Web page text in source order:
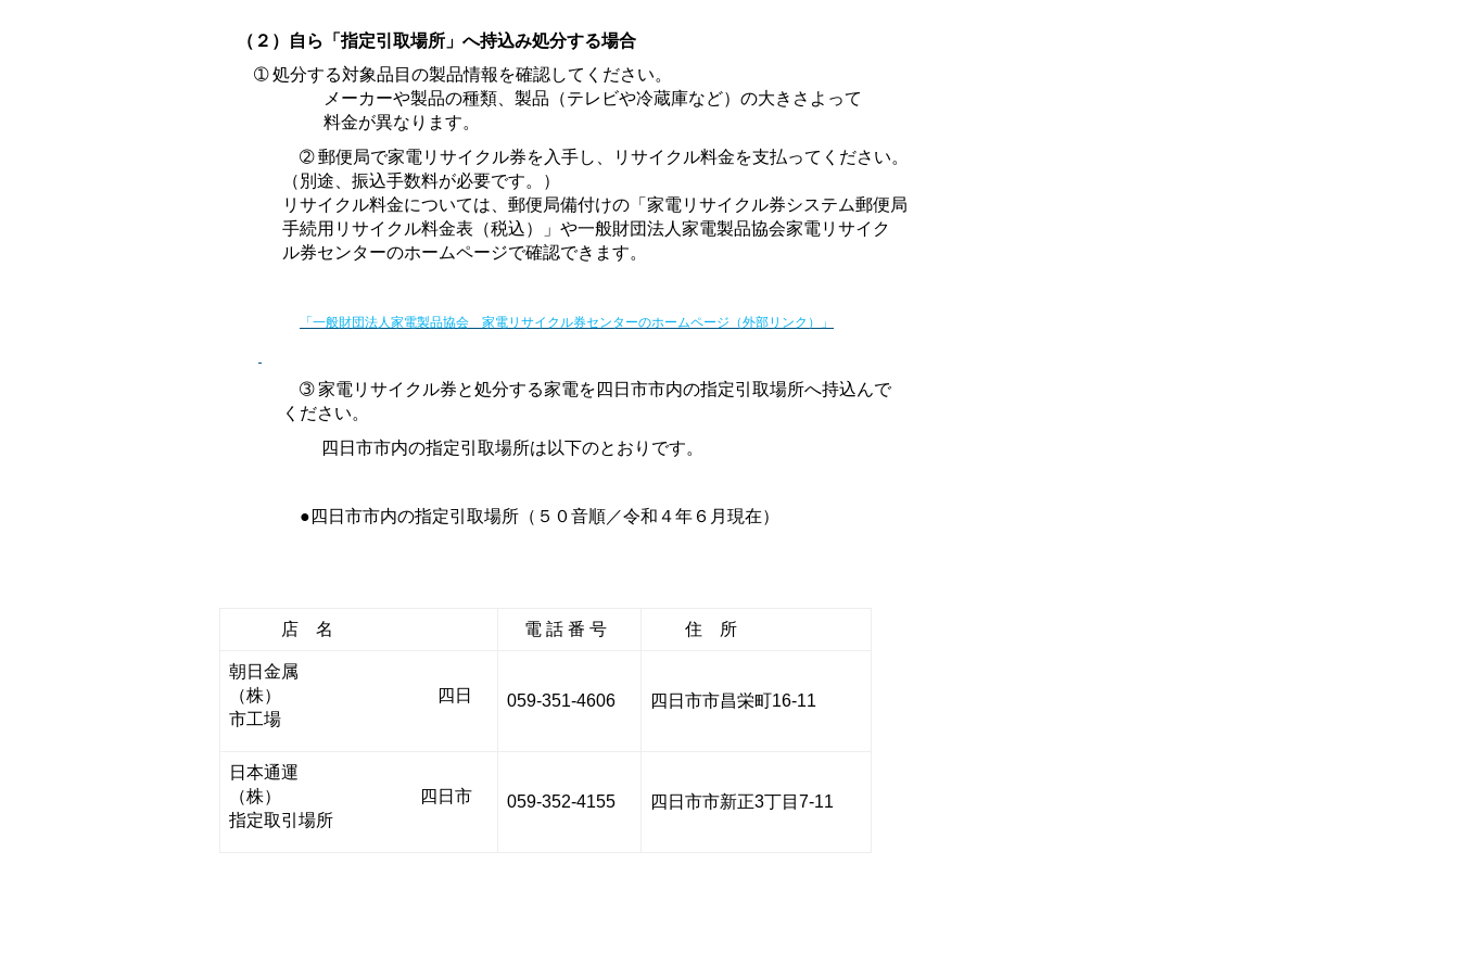
（２）自ら「指定引取場所」へ持込み処分する場合
➀ 処分する対象品目の製品情報を確認してください。
メーカーや製品の種類、製品（テレビや冷蔵庫など）の大きさよって
料金が異なります。
➁郵便局で家電リサイクル券を入手し、リサイクル料金を支払ってください。
（別途、振込手数料が必要です。）
リサイクル料金については、郵便局備付けの「家電リサイクル券システム郵便局
手続用リサイクル料金表（税込）」や一般財団法人家電製品協会家電リサイク
ル券センターのホームページで確認できます。
「一般財団法人家電製品協会 家電リサイクル券センターのホームページ（外部リンク）」
➂家電リサイクル券と処分する家電を四日市市内の指定引取場所へ持込んで
ください。
四日市市内の指定引取場所は以下のとおりです。
●四日市市内の指定引取場所（５０音順／令和４年６月現在）
店 名 電 話 番 号 住 所
朝日金属
（株） 四日
市工場
059-351-4606 四日市市昌栄町16-11
日本通運
（株） 四日市
指定取引場所
059-352-4155 四日市市新正3丁目7-11